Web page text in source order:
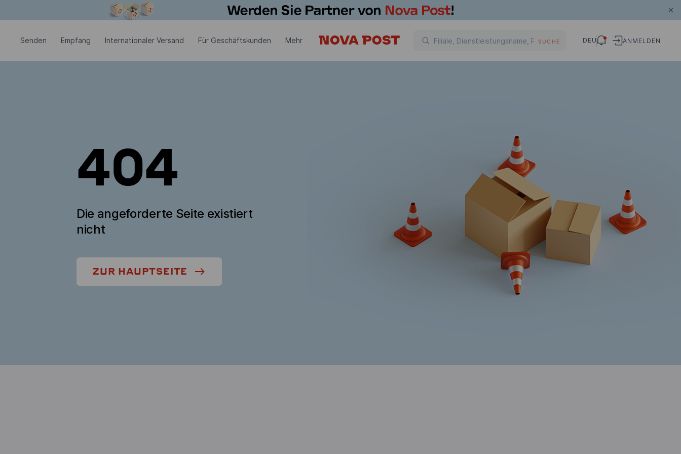
Senden Empfang Internationaler Versand Für Geschäftskunden Mehr SUCHE DEU ANMELDEN
404
Die angeforderte Seite existiert
nicht
ZUR HAUPTSEITE
Modales Fenster ist geöffnet